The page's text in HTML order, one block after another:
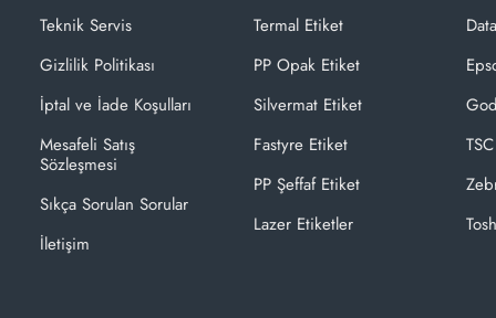
Teknik Servis
Gizlilik Politikası
İptal ve İade Koşulları
Mesafeli Satış
Sözleşmesi
Sıkça Sorulan Sorular
İletişim
Termal Etiket
PP Opak Etiket
Silvermat Etiket
Fastyre Etiket
PP Şeffaf Etiket
Lazer Etiketler